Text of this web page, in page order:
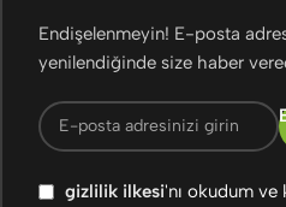
Endişelenmeyin! E-posta
yenilendiğinde size haber
gizlilik ilkesi'nı okudum